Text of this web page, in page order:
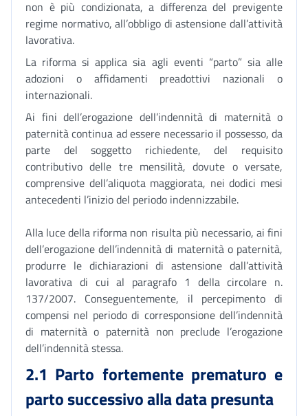
non è più condizionata, a differenza del previgente
regime normativo, all’obbligo di astensione dall’attività
lavorativa.
La riforma si applica sia agli eventi “parto” sia alle
adozioni o affidamenti preadottivi nazionali o
internazionali.
Ai fini dell’erogazione dell’indennità di maternità o
paternità continua ad essere necessario il possesso, da
parte del soggetto richiedente, del requisito
contributivo delle tre mensilità, dovute o versate,
comprensive dell’aliquota maggiorata, nei dodici mesi
antecedenti l’inizio del periodo indennizzabile.
Alla luce della riforma non risulta più necessario, ai fini
dell’erogazione dell’indennità di maternità o paternità,
produrre le dichiarazioni di astensione dall’attività
lavorativa di cui al paragrafo 1 della circolare n.
137/2007. Conseguentemente, il percepimento di
compensi nel periodo di corresponsione dell’indennità
di maternità o paternità non preclude l’erogazione
dell’indennità stessa.
2.1 Parto fortemente prematuro e
parto successivo alla data presunta